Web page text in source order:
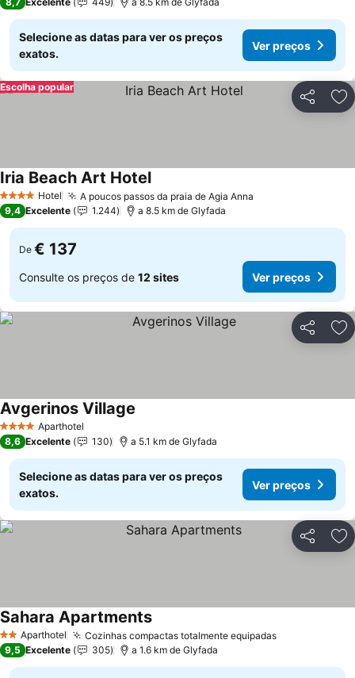
Selecione as datas para ver os preços
exatos.
Ver preços
Partilhar
Escolha popular
4 EstrelasHotel A poucos passos da praia de Agia Anna
Iria Beach Art HotelVer preços
9,4 Excelente 1.244 a 8.5 km de Glyfada
De € 137
Consulte os preços de 12 sites Ver preços
Partilhar
4 EstrelasAparthotel
Avgerinos Village
8,6 Excelente 130 a 5.1 km de Glyfada
Selecione as datas para ver os preços
exatos.
Ver preços
Partilhar
2 EstrelasAparthotel Cozinhas compactas totalmente equipadasVer preços
Sahara ApartmentsVer preços
9,5 Excelente 305 a 1.6 km de Glyfada